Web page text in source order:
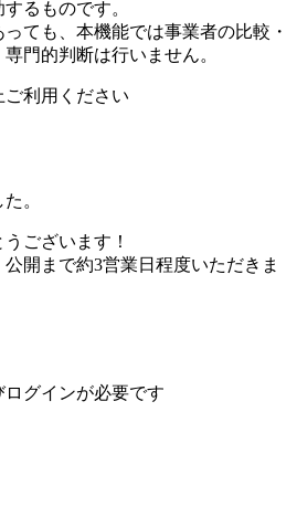
るものです。
ても、本機能では事業者の比較・
門的判断は行いません。
ご利用ください
。
ございます！
開まで約3営業日程度いただきま
グインが必要です